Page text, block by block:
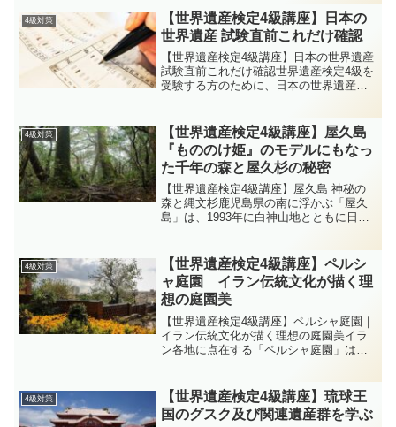
日にユネスコ本部（パリ）で開かれ、
26...
4級対策
【世界遺産検定4級講座】日本の
世界遺産 試験直前これだけ確認
【世界遺産検定4級講座】日本の世界遺産
試験直前これだけ確認世界遺産検定4級を
受験する方のために、日本の世界遺産に
ど、覚えておくべき情報を整理していま
す。本番前に最後の総...
4級対策
【世界遺産検定4級講座】屋久島
『もののけ姫』のモデルにもなっ
た千年の森と屋久杉の秘密
【世界遺産検定4級講座】屋久島 神秘の
森と縄文杉鹿児島県の南に浮かぶ「屋久
島」は、1993年に白神山地とともに日本
な植生、そして樹齢数千年を誇る縄文杉
で知られる神秘の島...
4級対策
【世界遺産検定4級講座】ペルシ
ャ庭園 イラン伝統文化が描く理
想の庭園美
【世界遺産検定4級講座】ペルシャ庭園｜
イラン伝統文化が描く理想の庭園美イラ
ン各地に点在する「ペルシャ庭園」は、
庭園群で、9つの庭園が構成資産となって
います。水・樹木...
4級対策
【世界遺産検定4級講座】琉球王
国のグスク及び関連遺産群を学ぶ